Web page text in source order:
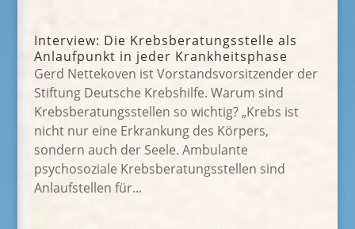
Interview: Die Krebsberatungsstelle als
Anlaufpunkt in jeder Krankheitsphase
Gerd Nettekoven ist Vorstandsvorsitzender der
Stiftung Deutsche Krebshilfe. Warum sind
Krebsberatungsstellen so wichtig? „Krebs ist
nicht nur eine Erkrankung des Körpers,
sondern auch der Seele. Ambulante
psychosoziale Krebsberatungsstellen sind
Anlaufstellen für...